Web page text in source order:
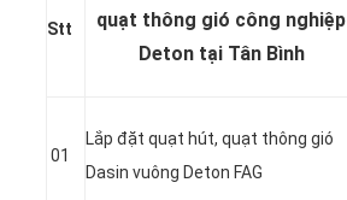
Stt
quạt thông gió công nghiệp
Deton tại Tân Bình
01
Lắp đặt quạt hút, quạt thông gió
Dasin vuông Deton FAG